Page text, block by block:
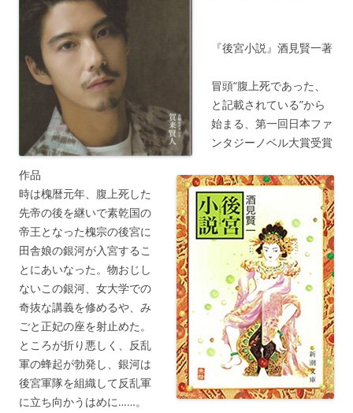
『後宮小説』酒見賢一著
冒頭“腹上死であった、
と記載されている”から
始まる、第一回日本ファ
ンタジーノベル大賞受賞
作品
時は槐暦元年、腹上死した
先帝の後を継いで素乾国の
帝王となった槐宗の後宮に
田舎娘の銀河が入宮するこ
とにあいなった。物おじし
ないこの銀河、女大学での
奇抜な講義を修めるや、み
ごと正妃の座を射止めた。
ところが折り悪しく、反乱
軍の蜂起が勃発し、銀河は
後宮軍隊を組織して反乱軍
に立ち向かうはめに……。